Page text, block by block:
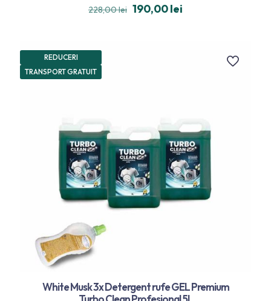
Evaluat la
5.00
228,00lei 190,00lei
REDUCERI
TRANSPORT GRATUIT
White Musk 3x Detergent rufe GEL Premium